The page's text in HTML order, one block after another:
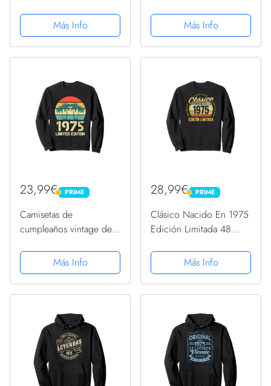
divertidas cumpleaños
de 1975 Sudadera con
Capucha
Más Info
camisetas de
cumpleaños de 1975
Sudadera
Más Info
23,99€ PRIME
PRIME
Camisetas de
cumpleaños vintage de
divertidas cumpleaños
de 1975 Sudadera
Más Info
28,99€ PRIME
PRIME
Clásico Nacido En 1975
Edición Limitada 48
Más Info